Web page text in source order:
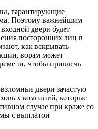
гарантирующие
Поэтому важнейшим
двери будет
посторонних лиц в
как вскрывать
ворам может
чтобы привлечь
двери зачастую
компаний, которые
случае при краже со
с выплатой